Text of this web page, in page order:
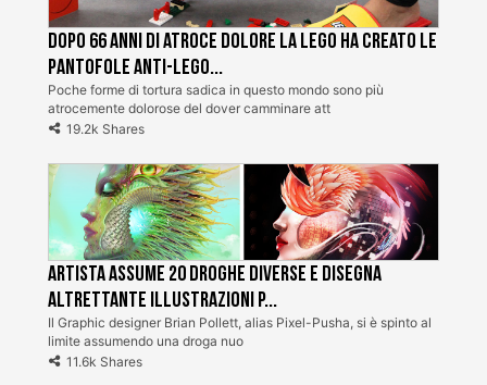
Dopo 66 anni di atroce dolore la Lego ha creato le
pantofole Anti-Lego...
Poche forme di tortura sadica in questo mondo sono più
atrocemente dolorose del dover camminare att
19.2k Shares
Artista assume 20 droghe diverse e disegna
altrettante illustrazioni p...
Il Graphic designer Brian Pollett, alias Pixel-Pusha, si è spinto al
limite assumendo una droga nuo
11.6k Shares